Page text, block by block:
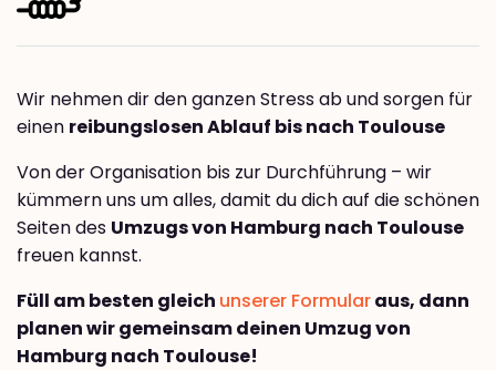
Wir nehmen dir den ganzen Stress ab und sorgen für
einen reibungslosen Ablauf bis nach Toulouse
Von der Organisation bis zur Durchführung – wir
kümmern uns um alles, damit du dich auf die schönen
Seiten des Umzugs von Hamburg nach Toulouse
freuen kannst.
Füll am besten gleich unserer Formularaus, dann
planen wir gemeinsam deinen Umzug von
Hamburg nach Toulouse!